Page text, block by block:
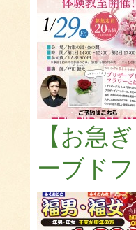
【お急
ーブド